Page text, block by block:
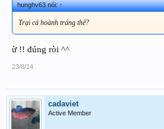
hunghv63 nói:↑
Trại cá hoành tráng thế?
ừ !! đúng ròi ^^
23/8/14
cadaviet
Active Member